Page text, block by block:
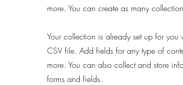
more. You can create as many
Your collection is already set up for
CSV file. Add fields for any type of
more. You can also collect and store
forms and fields.